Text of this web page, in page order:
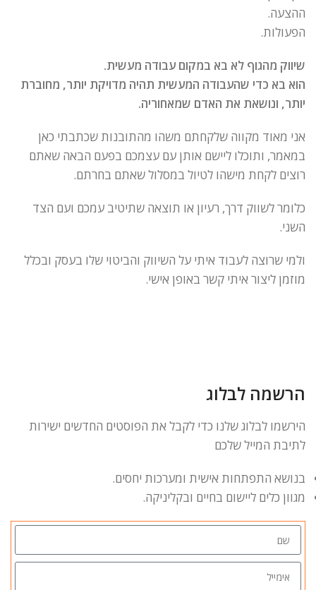
ההצעה.
הפעולות.
שיווק מהגוף לא בא במקום עבודה מעשית.
הוא בא כדי שהעבודה המעשית תהיה מדויקת יותר, מחוברת
יותר, ונושאת את האדם שמאחוריה.
אני מאוד מקווה שלקחתם משהו מהתובנות שכתבתי כאן
במאמר, ותוכלו ליישם אותן עם עצמכם בפעם הבאה שאתם
רוצים לקחת מישהו לטיול במסלול שאתם בחרתם.
כלומר לשווק דרך, רעיון או תוצאה שתיטיב עמכם ועם הצד
השני.
ולמי שרוצה לעבוד איתי על השיווק והביטוי שלו בעסק ובכלל
מוזמן ליצור איתי קשר באופן אישי.
הרשמה לבלוג
הירשמו לבלוג שלנו כדי לקבל את הפוסטים החדשים ישירות
לתיבת המייל שלכם
בנושא התפתחות אישית ומערכות יחסים.
מגוון כלים ליישום בחיים ובקליניקה.